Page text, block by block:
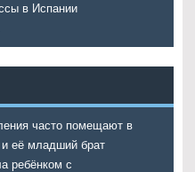
в Испании
часто помещают в
и её младший брат
ребёнком с